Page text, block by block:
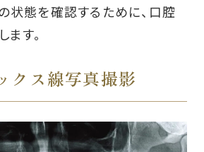
状態を確認するために、口腔
す。
クス線写真撮影